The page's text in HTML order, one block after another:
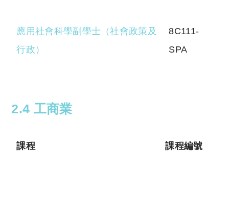
應用社會科學副學士（社會政策及
行政）
8C111-
SPA
2.4 工商業
課程 課程編號